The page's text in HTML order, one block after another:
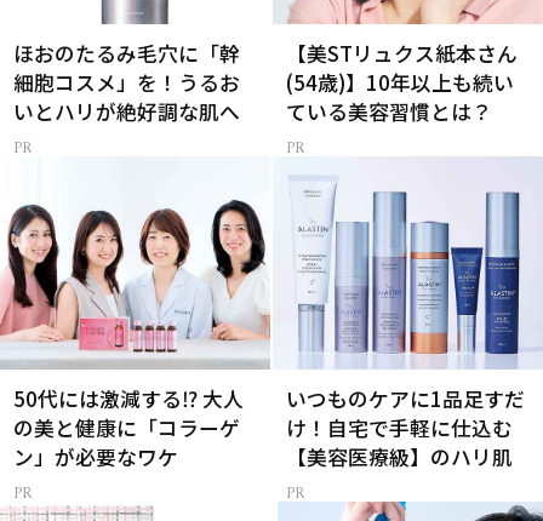
ほおのたるみ毛穴に「幹
細胞コスメ」を！うるお
いとハリが絶好調な肌へ
【美STリュクス紙本さん
(54歳)】10年以上も続い
ている美容習慣とは？
50代には激減する⁉ 大人
の美と健康に「コラーゲ
ン」が必要なワケ
いつものケアに1品足すだ
け！自宅で手軽に仕込む
【美容医療級】のハリ肌